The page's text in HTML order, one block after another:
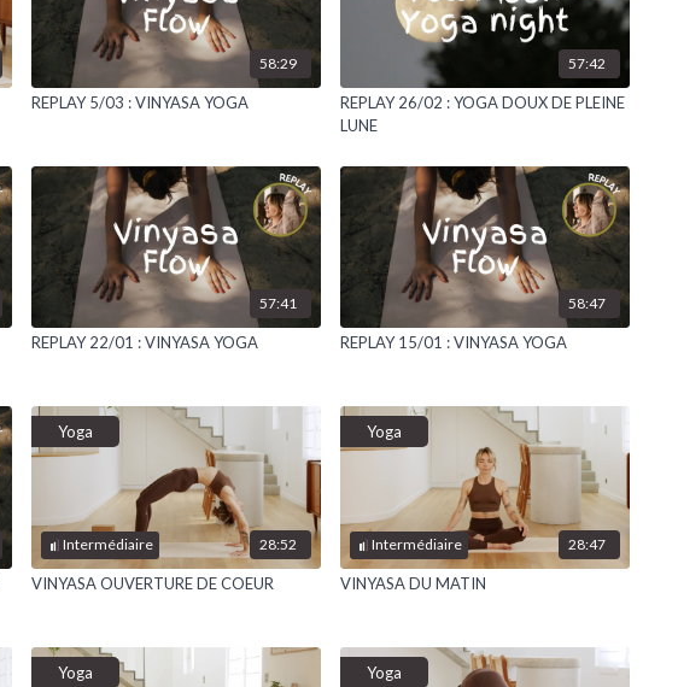
58:29
REPLAY 5/03 : VINYASA YOGA
57:42
REPLAY 26/02 : YOGA DOUX DE PLEINE
LUNE
57:41
REPLAY 22/01 : VINYASA YOGA
58:47
REPLAY 15/01 : VINYASA YOGA
Intermédiaire
Yoga
28:52
VINYASA OUVERTURE DE COEUR
Intermédiaire
Yoga
28:47
VINYASA DU MATIN
Yoga Yoga